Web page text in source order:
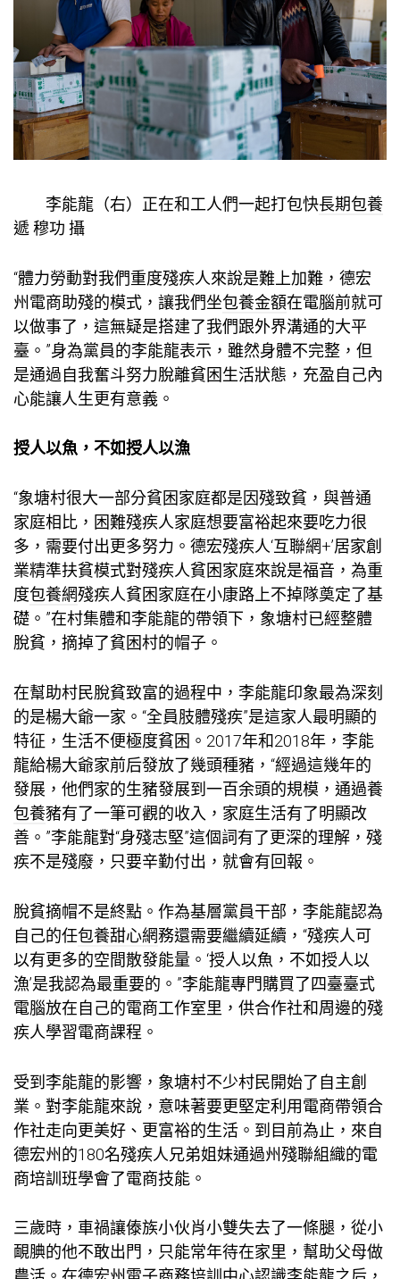
李能龍（右）正在和工人們一起打包快長期包養
遞 穆功 攝
“體力勞動對我們重度殘疾人來說是難上加難，德宏
州電商助殘的模式，讓我們坐包養金額在電腦前就可
以做事了，這無疑是搭建了我們跟外界溝通的大平
臺。”身為黨員的李能龍表示，雖然身體不完整，但
是通過自我奮斗努力脫離貧困生活狀態，充盈自己內
心能讓人生更有意義。
授人以魚，不如授人以漁
“象塘村很大一部分貧困家庭都是因殘致貧，與普通
家庭相比，困難殘疾人家庭想要富裕起來要吃力很
多，需要付出更多努力。德宏殘疾人‘互聯網+’居家創
業精準扶貧模式對殘疾人貧困家庭來說是福音，為重
度包養網殘疾人貧困家庭在小康路上不掉隊奠定了基
礎。”在村集體和李能龍的帶領下，象塘村已經整體
脫貧，摘掉了貧困村的帽子。
在幫助村民脫貧致富的過程中，李能龍印象最為深刻
的是楊大爺一家。“全員肢體殘疾”是這家人最明顯的
特征，生活不便極度貧困。2017年和2018年，李能
龍給楊大爺家前后發放了幾頭種豬，“經過這幾年的
發展，他們家的生豬發展到一百余頭的規模，通過養
包養豬有了一筆可觀的收入，家庭生活有了明顯改
善。”李能龍對“身殘志堅”這個詞有了更深的理解，殘
疾不是殘廢，只要辛勤付出，就會有回報。
脫貧摘帽不是終點。作為基層黨員干部，李能龍認為
自己的任包養甜心網務還需要繼續延續，“殘疾人可
以有更多的空間散發能量。‘授人以魚，不如授人以
漁’是我認為最重要的。”李能龍專門購買了四臺臺式
電腦放在自己的電商工作室里，供合作社和周邊的殘
疾人學習電商課程。
受到李能龍的影響，象塘村不少村民開始了自主創
業。對李能龍來說，意味著要更堅定利用電商帶領合
作社走向更美好、更富裕的生活。到目前為止，來自
德宏州的180名殘疾人兄弟姐妹通過州殘聯組織的電
商培訓班學會了電商技能。
三歲時，車禍讓傣族小伙肖小雙失去了一條腿，從小
靦腆的他不敢出門，只能常年待在家里，幫助父母做